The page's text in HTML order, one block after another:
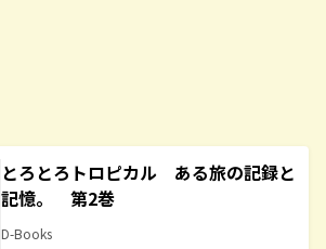
とろとろトロピカル ある旅の記録と
記憶。 第2巻
D-Books